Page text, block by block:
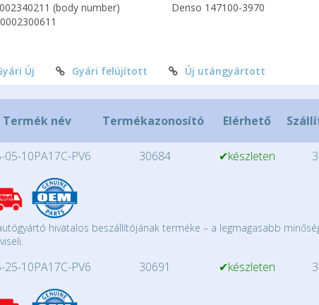
(body number)
Denso 147100-3970
Új Gyári felújított Új utángyártott
Termék név Termékazonosító Elérhető
05-10PA17C-PV6 30684 ✔készleten
hivatalos beszállítójának terméke – a legmagasabb
25-10PA17C-PV6 30691 ✔készleten